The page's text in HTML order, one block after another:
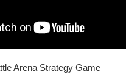
Arena Strategy Game